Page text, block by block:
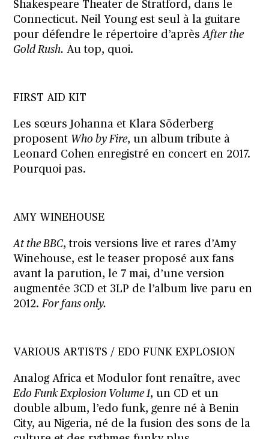
Shakespeare Theater de Stratford, dans le
Connecticut. Neil Young est seul à la guitare
pour défendre le répertoire d’aprèsAfter the
Gold Rush. Au top, quoi.
FIRST AID KIT
Les sœurs Johanna et Klara Söderberg
proposent Who by Fire, un album tribute à
Leonard Cohen enregistré en concert en 2017.
Pourquoi pas.
AMY WINEHOUSE
At the BBC, trois versions live et rares d’Amy
Winehouse, est le teaser proposé aux fans
avant la parution, le 7 mai, d’une version
augmentée 3CD et 3LP de l’album live paru en
2012.For fans only.
VARIOUS ARTISTS / EDO FUNK EXPLOSION
Analog Africa et Modulor font renaître, avec
Edo Funk Explosion Volume 1, un CD et un
double album, l’edo funk, genre né à Benin
City, au Nigeria, né de la fusion des sons de la